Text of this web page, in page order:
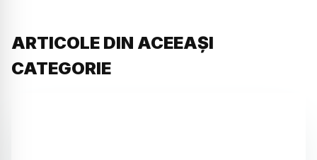
ARTICOLE DIN ACEEAȘI
CATEGORIE